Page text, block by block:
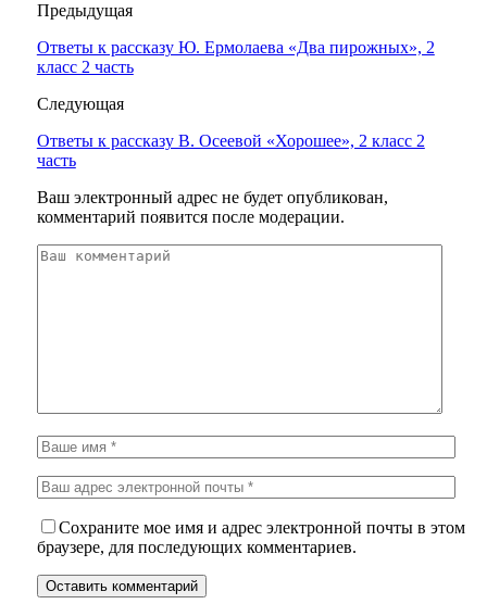
Предыдущая
Ответы к рассказу Ю. Ермолаева «Два пирожных», 2
класс 2 часть
Следующая
Ответы к рассказу В. Осеевой «Хорошее», 2 класс 2
часть
Ваш электронный адрес не будет опубликован,
комментарий появится после модерации.
Сохраните мое имя и адрес электронной почты в этом
браузере, для последующих комментариев.